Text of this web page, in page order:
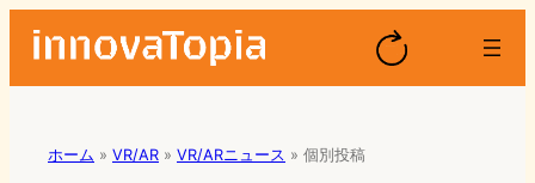
ホーム » VR/AR » VR/ARニュース » 個別投稿